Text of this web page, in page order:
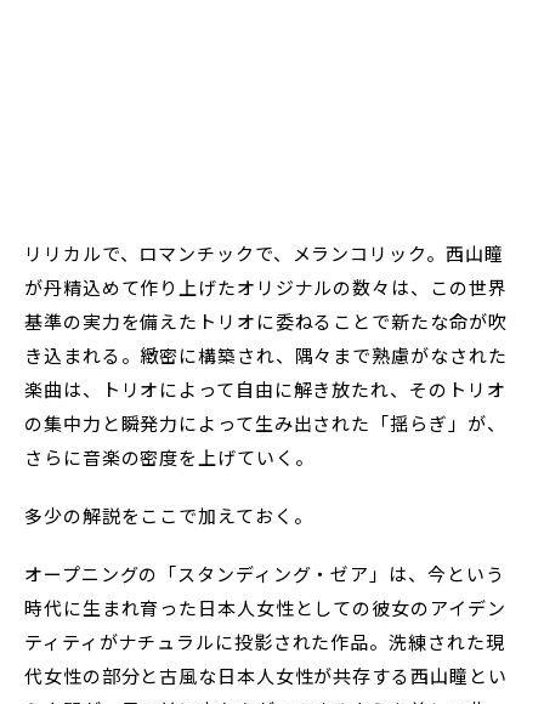
リリカルで、ロマンチックで、メランコリック。西山瞳
が丹精込めて作り上げたオリジナルの数々は、この世界
基準の実力を備えたトリオに委ねることで新たな命が吹
き込まれる。緻密に構築され、隅々まで熟慮がなされた
楽曲は、トリオによって自由に解き放たれ、そのトリオ
の集中力と瞬発力によって生み出された「揺らぎ」が、
さらに音楽の密度を上げていく。
多少の解説をここで加えておく。
オープニングの「スタンディング・ゼア」は、今という
時代に生まれ育った日本人女性としての彼女のアイデン
ティティがナチュラルに投影された作品。洗練された現
代女性の部分と古風な日本人女性が共存する西山瞳とい